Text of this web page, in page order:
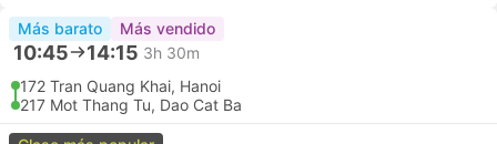
Más barato Más vendido
10:45 14:15 3h 30m
172 Tran Quang Khai, Hanoi
217 Mot Thang Tu, Dao Cat Ba